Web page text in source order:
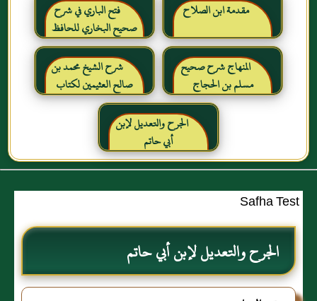
مقدمة ابن الصلاح
فتح الباري في شرح
صحيح البخاري للحافظ
ابن حجر العسقلاني
المنهاج شرح صحيح
مسلم بن الحجاج
شرح الشيخ محمد بن
صالح العثيمين لكتاب
رياض الصالحين للإمام
النووي رحمهم الله تعالىالجرح والتعديل لإبن
أبي حاتم
Safha Test
الجرح والتعديل لإبن أبي حاتم